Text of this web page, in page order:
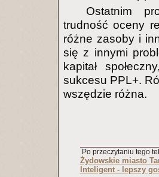
Ostatnim
trudność oceny
różne zasoby i
się z innymi
kapitał
sukcesu PPL+.
wszędzie różna.
Po przeczytaniu tego
Żydowskie miasto
Inteligent - lepszy